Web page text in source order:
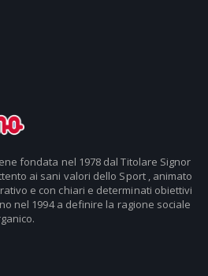
fondata nel 1978 dal Titolare Signor
ai sani valori dello Sport , animato
e con chiari e determinati obiettivi
nel 1994 a definire la ragione sociale